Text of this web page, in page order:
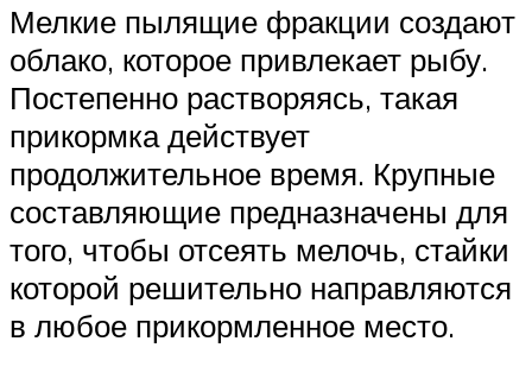
Мелкие пылящие фракции создают
облако, которое привлекает рыбу.
Постепенно растворяясь, такая
прикормка действует
продолжительное время. Крупные
составляющие предназначены для
того, чтобы отсеять мелочь, стайки
которой решительно направляются
в любое прикормленное место.